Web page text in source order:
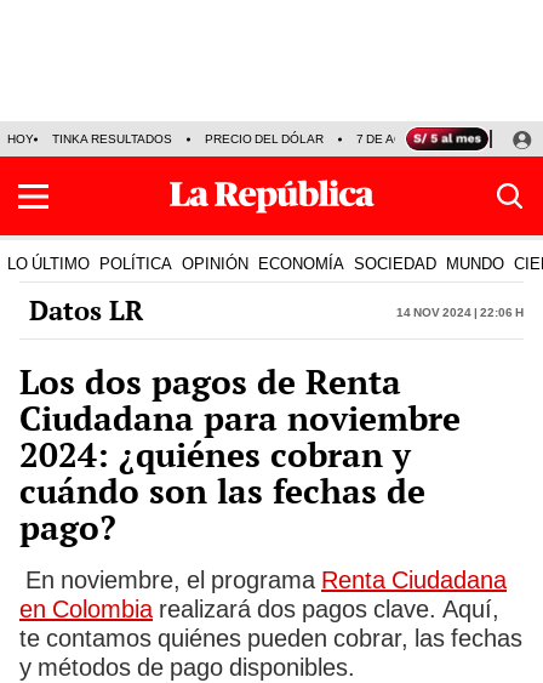
HOY TINKA RESULTADOS PRECIO DEL DÓLAR 7 DE AGOSTO OLLANTA
LO ÚLTIMO POLÍTICA OPINIÓN ECONOMÍA SOCIEDAD MUNDO
Datos LR 14 Nov 2024 | 22:06 h
Los dos pagos de Renta
Ciudadana para noviembre
2024: ¿quiénes cobran y
cuándo son las fechas de
pago?
En noviembre, el programa Renta Ciudadana
en Colombiarealizará dos pagos clave. Aquí,
te contamos quiénes pueden cobrar, las fechas
y métodos de pago disponibles.